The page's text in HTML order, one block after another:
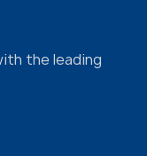
the leading